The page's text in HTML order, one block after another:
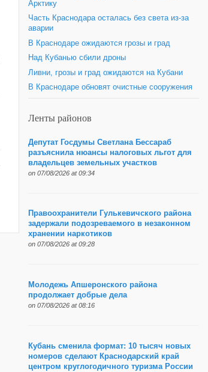
Арктику
Часть Краснодара осталась без света из-за
аварии
В Краснодаре ожидаются грозы и град
Над Кубанью сбили дроны
Ливни, грозы и град ожидаются на Кубани
В Краснодаре обновят очистные сооружения
Ленты районов
Депутат Госдумы Светлана Бессараб
разъяснила нюансы налоговых льгот для
владельцев земельных участков
on 07/08/2026 at 09:34
Правоохранители Гулькевичского района
задержали подозреваемого в незаконном
хранении наркотиков
on 07/08/2026 at 09:28
Молодежь Апшеронского района
продолжает добрые дела
on 07/08/2026 at 08:16
Кубань сменила формат: 10 тысяч новых
номеров сделают Краснодарский край
центром круглогодичного туризма России